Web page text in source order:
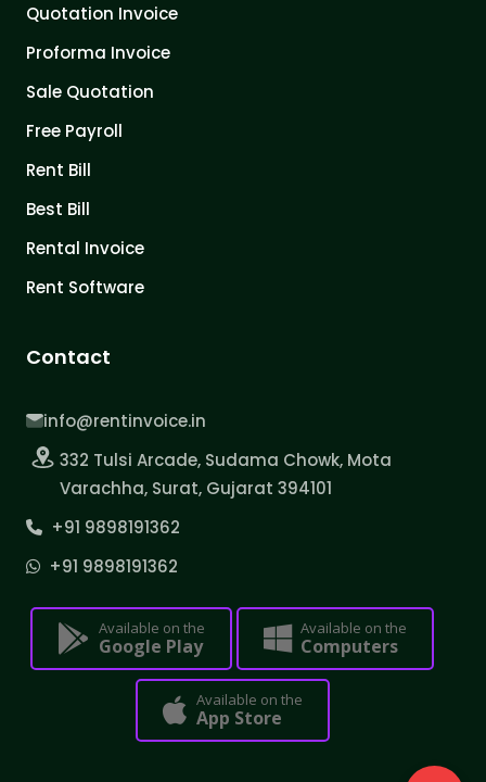
Quotation Invoice
Proforma Invoice
Sale Quotation
Free Payroll
Rent Bill
Best Bill
Rental Invoice
Rent Software
Contact
info@rentinvoice.in
332 Tulsi Arcade, Sudama Chowk, Mota
Varachha, Surat, Gujarat 394101
+91 9898191362
+91 9898191362
Available on the
Google Play
Available on the
Computers
Available on the
App Store